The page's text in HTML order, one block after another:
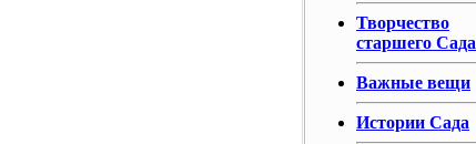
Творчество
старшего Сада
Важные вещи
Истории Сада